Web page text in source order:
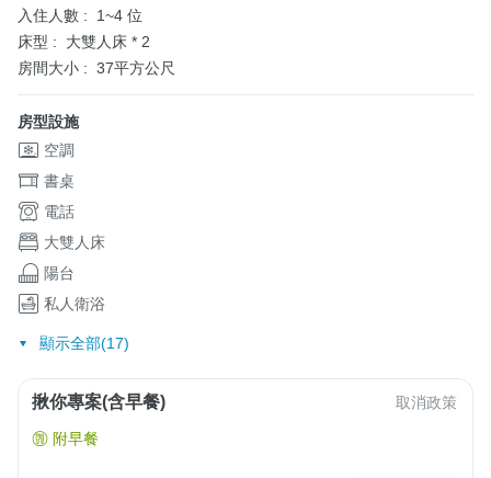
入住人數 :
1~4 位
床型 :
大雙人床 * 2
房間大小 : 37平方公尺
房型設施
空調
書桌
電話
大雙人床
陽台
私人衛浴
顯示全部(17)
揪你專案(含早餐) 取消政策
附早餐